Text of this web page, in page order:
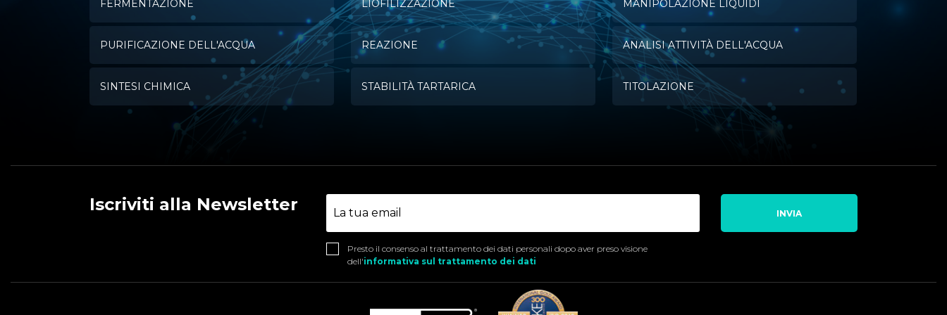
FERMENTAZIONE LIOFILIZZAZIONE MANIPOLAZIONE LIQUIDI
PURIFICAZIONE DELL'ACQUA REAZIONE ANALISI ATTIVITÀ DELL'ACQUA
SINTESI CHIMICA STABILITÀ TARTARICA TITOLAZIONE
Iscriviti alla Newsletter
Presto il consenso al trattamento dei dati personali dopo aver preso visione
dell'informativa sul trattamento dei dati
INVIA